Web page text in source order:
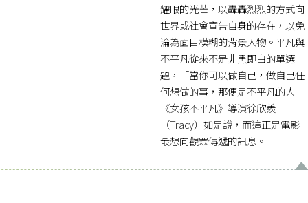
耀眼的光芒，以轟轟烈烈的方式向
世界或社會宣告自身的存在，以免
淪為面目模糊的背景人物。平凡與
不平凡從來不是非黑即白的單選
題，「當你可以做自己，做自己任
何想做的事，那便是不平凡的人」
《女孩不平凡》導演徐欣羨
（Tracy）如是說，而這正是電影
最想向觀眾傳遞的訊息。